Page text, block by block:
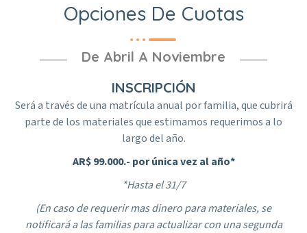
Opciones De Cuotas
De Abril A Noviembre
INSCRIPCIÓN
Será a través de una matrícula anual por familia, que cubrirá
parte de los materiales que estimamos requerimos a lo
largo del año.
AR$ 99.000.- por única vez al año*
*Hasta el 31/7
(En caso de requerir mas dinero para materiales, se
notificará a las familias para actualizar con una segunda